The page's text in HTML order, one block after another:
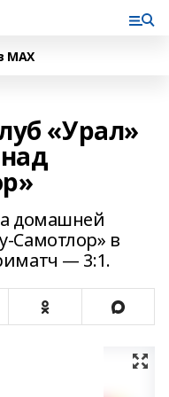
MAX
«Урал»
домашней
Самотлор» в
— 3:1.